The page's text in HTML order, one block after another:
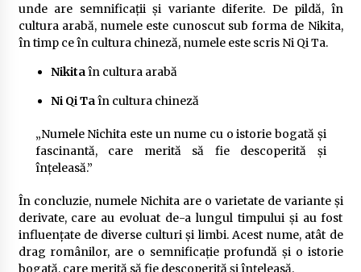
unde are semnificații și variante diferite. De pildă, în
cultura arabă, numele este cunoscut sub forma de Nikita,
în timp ce în cultura chineză, numele este scris Ni Qi Ta.
Nikitaîn cultura arabă
Ni Qi Taîn cultura chineză
„Numele Nichita este un nume cu o istorie bogată și
fascinantă, care merită să fie descoperită și
înțeleasă.”
În concluzie, numele Nichita are o varietate de variante și
derivate, care au evoluat de-a lungul timpului și au fost
influențate de diverse culturi și limbi. Acest nume, atât de
drag românilor, are o semnificație profundă și o istorie
bogată, care merită să fie descoperită și înțeleasă.